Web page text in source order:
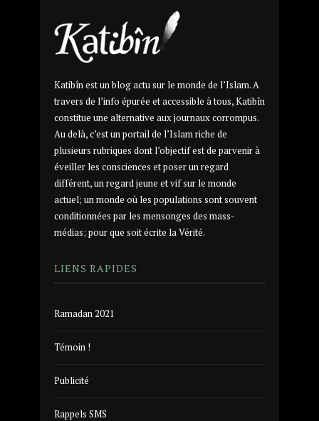
Katibîn est un blog actu sur le monde de l’Islam. A
travers de l’info épurée et accessible à tous, Katibîn
constitue une alternative aux journaux corrompus.
Au delà, c’est un portail de l’Islam riche de
plusieurs rubriques dont l’objectif est de parvenir à
éveiller les consciences et poser un regard
différent, un regard jeune et vif sur le monde
actuel; un monde où les populations sont souvent
conditionnées par les mensonges des mass-
médias; pour que soit écrite la Vérité.
LIENS RAPIDES
Ramadan 2021
Témoin !
Publicité
Rappels SMS